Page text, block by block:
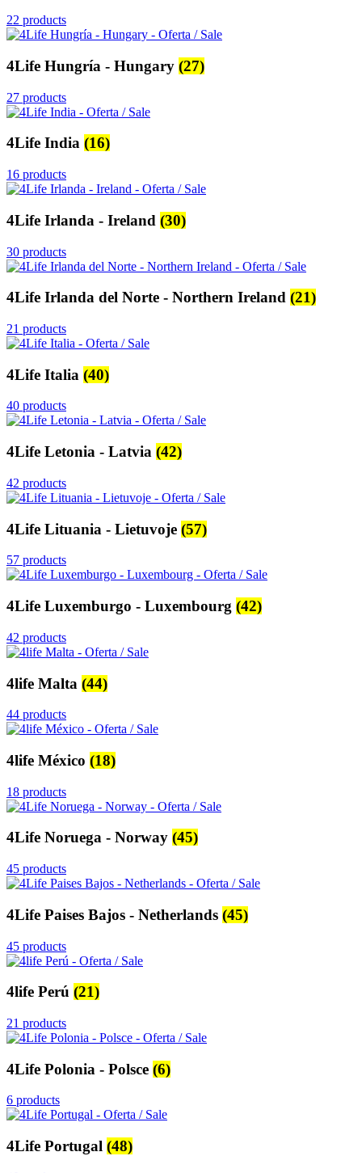
22 products
4Life Hungría - Hungary (27)
27 products
4Life India (16)
16 products
4Life Irlanda - Ireland (30)
30 products
4Life Irlanda del Norte - Northern Ireland (21)
21 products
4Life Italia (40)
40 products
4Life Letonia - Latvia (42)
42 products
4Life Lituania - Lietuvoje (57)
57 products
4Life Luxemburgo - Luxembourg (42)
42 products
4life Malta (44)
44 products
4life México (18)
18 products
4Life Noruega - Norway (45)
45 products
4Life Paises Bajos - Netherlands (45)
45 products
4life Perú (21)
21 products
4Life Polonia - Polsce (6)
6 products
4Life Portugal (48)